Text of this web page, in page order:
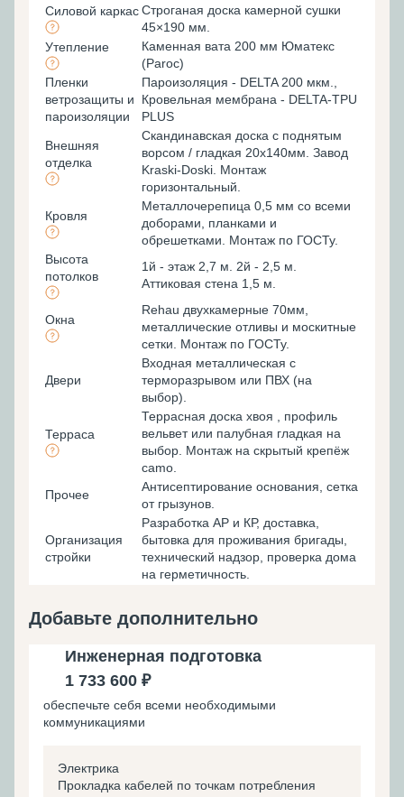
Силовой каркасСтроганая доска камерной сушки
45×190 мм.
Утепление
Каменная вата 200 мм Юматекс
(Paroc)
Пленки
ветрозащиты и
пароизоляции
Пароизоляция - DELTA 200 мкм.,
Кровельная мембрана - DELTA-TPU
PLUS
Внешняя
отделка
Скандинавская доска с поднятым
ворсом / гладкая 20х140мм. Завод
Kraski-Doski. Монтаж
горизонтальный.
Кровля
Металлочерепица 0,5 мм со всеми
доборами, планками и
обрешетками. Монтаж по ГОСТу.
Высота
потолков
1й - этаж 2,7 м. 2й - 2,5 м.
Аттиковая стена 1,5 м.
Окна
Rehau двухкамерные 70мм,
металлические отливы и москитные
сетки. Монтаж по ГОСТу.
Двери
Входная металлическая с
терморазрывом или ПВХ (на
выбор).
Терраса
Террасная доска хвоя , профиль
вельвет или палубная гладкая на
выбор. Монтаж на скрытый крепёж
camo.
Прочее
Антисептирование основания, cетка
от грызунов.
Организация
стройки
Разработка АР и КР, доставка,
бытовка для проживания бригады,
технический надзор, проверка дома
на герметичность.
Добавьте дополнительно
Инженерная подготовка
1 733 600 ₽
обеспечьте себя всеми необходимыми
коммуникациями
Электрика
Прокладка кабелей по точкам потребления